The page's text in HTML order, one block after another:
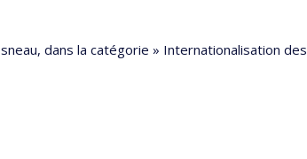
dans la catégorie » Internationalisation des